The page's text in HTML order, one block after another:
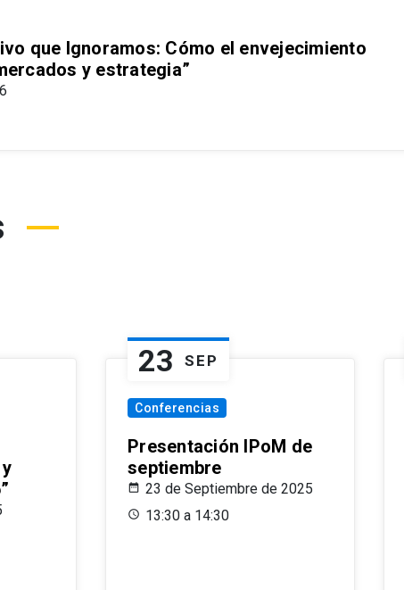
que Ignoramos: Cómo el envejecimiento
y estrategia”
23 SEP
Conferencias
Presentación IPoM de
septiembre
23 de Septiembre de 2025
13:30 a 14:30